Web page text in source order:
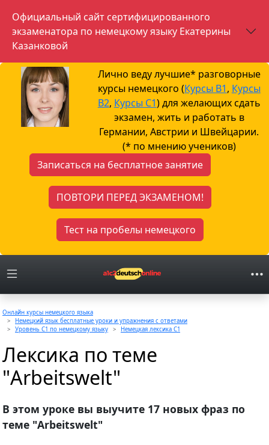
Официальный сайт сертифицированного
экзаменатора по немецкому языку Екатерины
Казанковой
Лично веду лучшие* разговорные
курсы немецкого (Курсы B1, Курсы
B2, Курсы С1) для желающих сдать
экзамен, жить и работать в
Германии, Австрии и Швейцарии.
(* по мнению учеников)
Записаться на бесплатное занятие
ПОВТОРИ ПЕРЕД ЭКЗАМЕНОМ!
Тест на пробелы немецкого
Онлайн курсы немецкого языка
Немецкий язык бесплатные уроки и упражнения с ответами
Уровень C1 по немецкому языку
Немецкая лексика C1
Лексика по теме
"Arbeitswelt"
В этом уроке вы выучите 17 новых фраз по
теме "Arbeitswelt"